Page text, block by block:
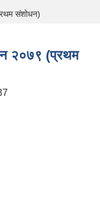
संशोधन)
२०७९ (प्रथम